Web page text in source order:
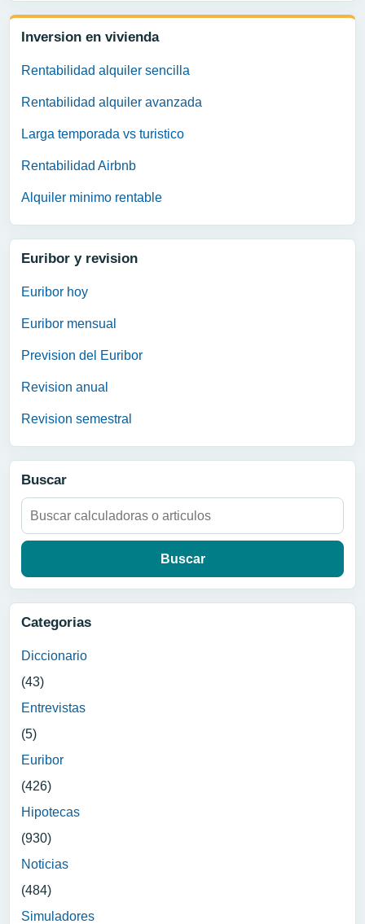
Inversion en vivienda
Rentabilidad alquiler sencilla
Rentabilidad alquiler avanzada
Larga temporada vs turistico
Rentabilidad Airbnb
Alquiler minimo rentable
Euribor y revision
Euribor hoy
Euribor mensual
Prevision del Euribor
Revision anual
Revision semestral
Buscar
Buscar:
Categorias
Diccionario
(43)
Entrevistas
(5)
Euribor
(426)
Hipotecas
(930)
Noticias
(484)
Simuladores